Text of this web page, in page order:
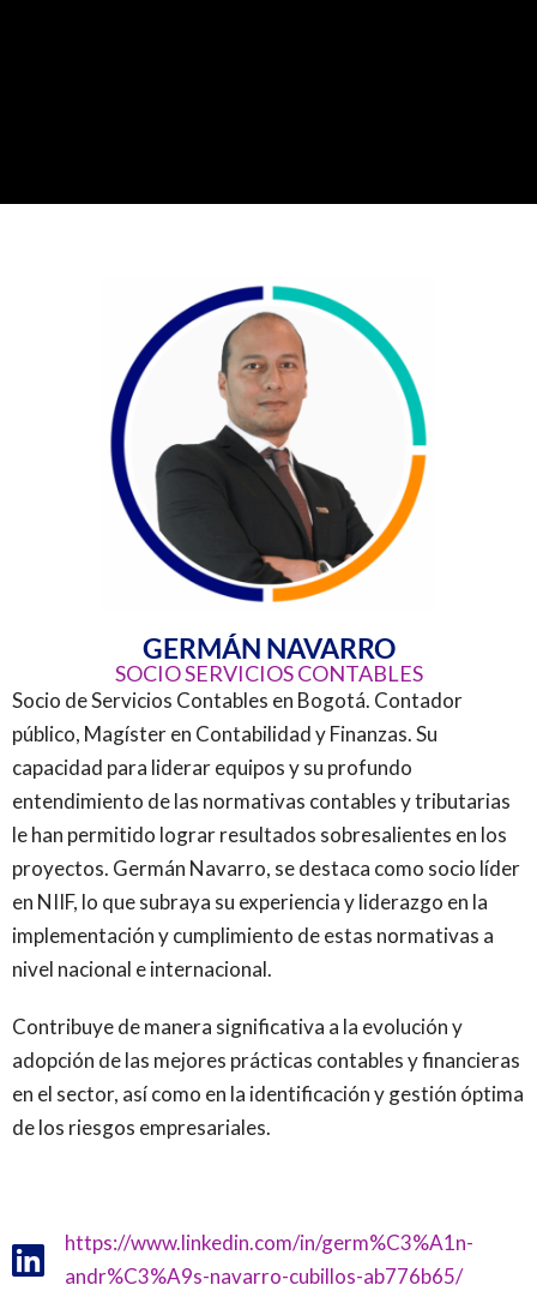
GERMÁN NAVARRO
SOCIO SERVICIOS CONTABLES
Socio de Servicios Contables en Bogotá. Contador
público, Magíster en Contabilidad y Finanzas. Su
capacidad para liderar equipos y su profundo
entendimiento de las normativas contables y tributarias
le han permitido lograr resultados sobresalientes en los
proyectos. Germán Navarro, se destaca como socio líder
en NIIF, lo que subraya su experiencia y liderazgo en la
implementación y cumplimiento de estas normativas a
nivel nacional e internacional.
Contribuye de manera significativa a la evolución y
adopción de las mejores prácticas contables y financieras
en el sector, así como en la identificación y gestión óptima
de los riesgos empresariales.
https://www.linkedin.com/in/germ%C3%A1n-
andr%C3%A9s-navarro-cubillos-ab776b65/